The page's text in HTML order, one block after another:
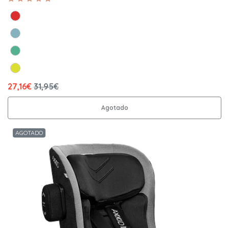
27,16€ 31,95€
Agotado
AGOTADO